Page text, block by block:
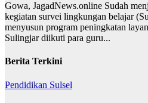
Gowa, JagadNews.online Sudah
kegiatan survei lingkungan belajar
menyusun program peningkatan
Sulingjar diikuti para guru...
Berita Terkini
Pendidikan Sulsel